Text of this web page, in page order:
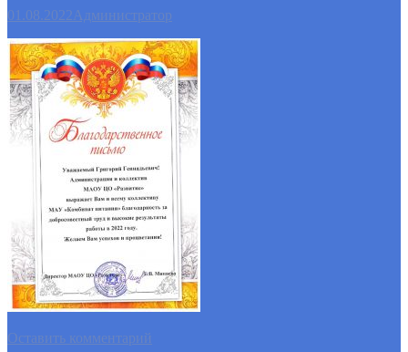
01.08.2022 Администратор
Оставить комментарий